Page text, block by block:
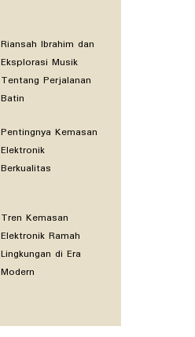
Riansah Ibrahim dan
Eksplorasi Musik
Tentang Perjalanan
Batin
Pentingnya Kemasan
Elektronik
Berkualitas
Tren Kemasan
Elektronik Ramah
Lingkungan di Era
Modern